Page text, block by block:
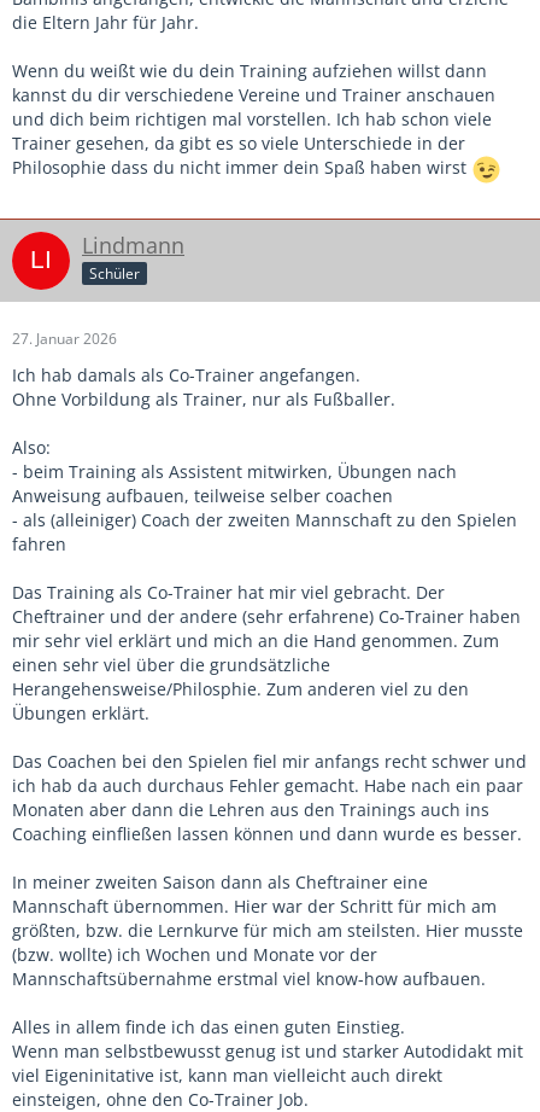
Mentor wünschen, von dem ich mir einiges
abschauen kann. Mit dem ich viele Dinge
diskutieren kann und der mir auch mal zeigt, wie
er bestimmte Situationen angeht. Ein ein gutes
Team sein, wertschätzende zusammenarbeitet und
Idealvorstellung.
Was mir außerdem sehr viel Spaß macht, ist, mir
Spiele anzuschauen und Spieler, die mir
besonders auffallen, einfach aufzuschreiben –
wenn ich kann. Dabei habe ich das Gefühl, dass es
wirklich Spaß macht. Und ich finde es
grundsätzlich sehr gut, auch jüngeren Leuten eine
saubere Technik beizubringen, mit vielen
Ballkontakten, und ihr Selbstbewusstsein zu
stärken.
die Eltern Jahr für Jahr.
Wenn du weißt wie du dein Training aufziehen willst dann
kannst du dir verschiedene Vereine und Trainer anschauen
und dich beim richtigen mal vorstellen. Ich hab schon viele
Trainer gesehen, da gibt es so viele Unterschiede in der
Philosophie dass du nicht immer dein Spaß haben wirst
Lindmann
Schüler
27. Januar 2026
Ich hab damals als Co-Trainer angefangen.
Ohne Vorbildung als Trainer, nur als Fußballer.
Also:
- beim Training als Assistent mitwirken, Übungen nach
Anweisung aufbauen, teilweise selber coachen
- als (alleiniger) Coach der zweiten Mannschaft zu den Spielen
fahren
Das Training als Co-Trainer hat mir viel gebracht. Der
Cheftrainer und der andere (sehr erfahrene) Co-Trainer haben
mir sehr viel erklärt und mich an die Hand genommen. Zum
einen sehr viel über die grundsätzliche
Herangehensweise/Philosphie. Zum anderen viel zu den
Übungen erklärt.
Das Coachen bei den Spielen fiel mir anfangs recht schwer und
ich hab da auch durchaus Fehler gemacht. Habe nach ein paar
Monaten aber dann die Lehren aus den Trainings auch ins
Coaching einfließen lassen können und dann wurde es besser.
In meiner zweiten Saison dann als Cheftrainer eine
Mannschaft übernommen. Hier war der Schritt für mich am
größten, bzw. die Lernkurve für mich am steilsten. Hier musste
(bzw. wollte) ich Wochen und Monate vor der
Mannschaftsübernahme erstmal viel know-how aufbauen.
Alles in allem finde ich das einen guten Einstieg.
Wenn man selbstbewusst genug ist und starker Autodidakt mit
viel Eigeninitative ist, kann man vielleicht auch direkt
einsteigen, ohne den Co-Trainer Job.